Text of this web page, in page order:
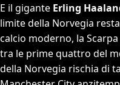
E il gigante Erling
limite della Norvegia
calcio moderno, la
tra le prime quattro del
della Norvegia rischia di